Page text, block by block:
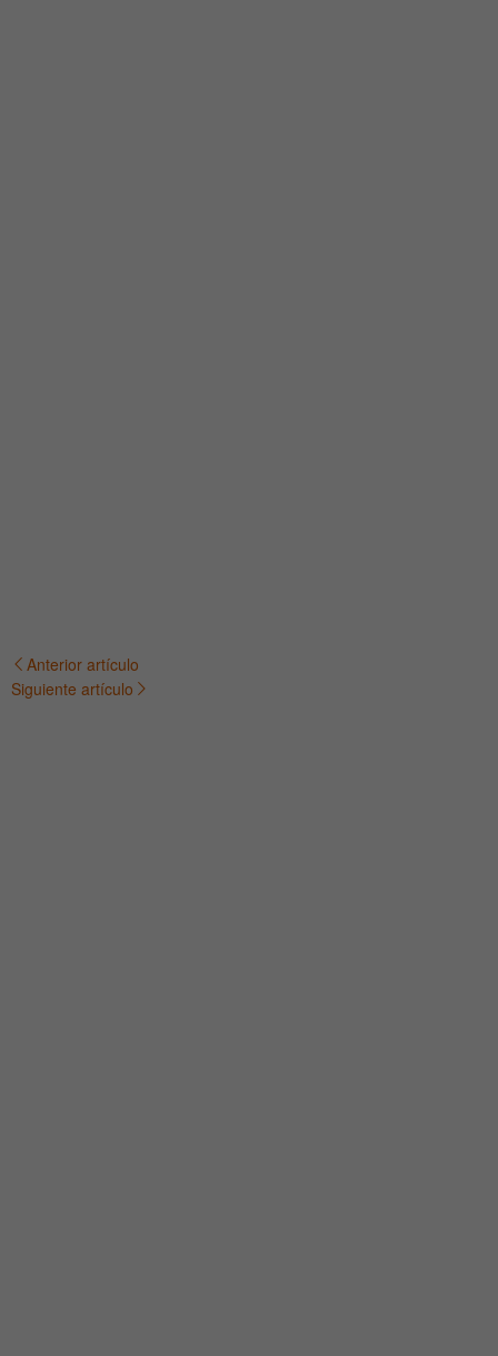
Navegación
Anterior artículo
Siguiente artículo